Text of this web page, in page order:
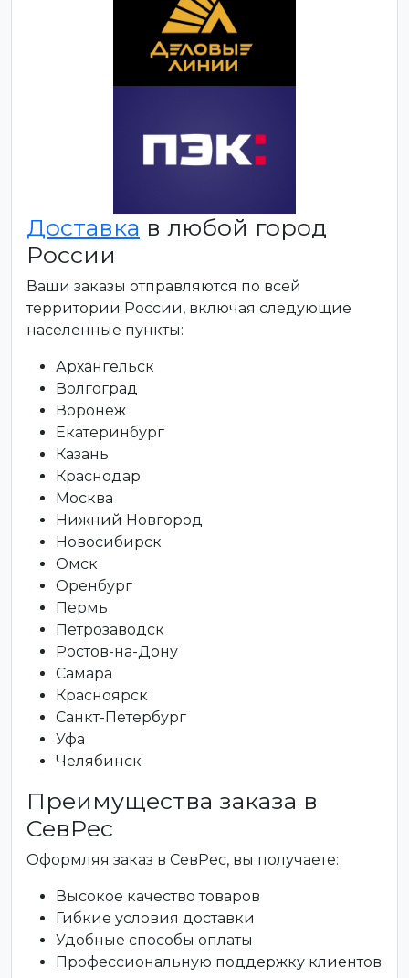
Доставка в любой город
России
Ваши заказы отправляются по всей
территории России, включая следующие
населенные пункты:
Архангельск
Волгоград
Воронеж
Екатеринбург
Казань
Краснодар
Москва
Нижний Новгород
Новосибирск
Омск
Оренбург
Пермь
Петрозаводск
Ростов-на-Дону
Самара
Красноярск
Санкт-Петербург
Уфа
Челябинск
Преимущества заказа в
СевРес
Оформляя заказ в СевРес, вы получаете:
Высокое качество товаров
Гибкие условия доставки
Удобные способы оплаты
Профессиональную поддержку клиентов